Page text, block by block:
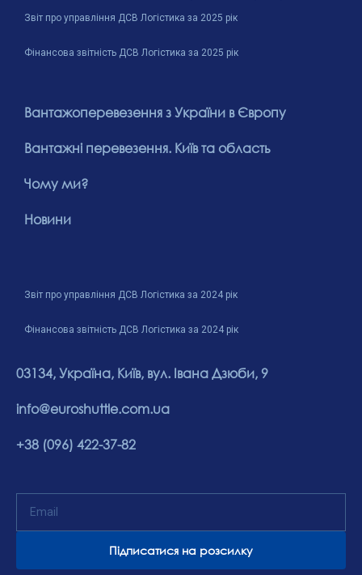
Звіт про управління ДСВ Логістика за 2025 рік
Фінансова звітність ДСВ Логістика за 2025 рік
Вантажоперевезення з України в Європу
Вантажні перевезення. Київ та область
Чому ми?
Новини
Звіт про управління ДСВ Логістика за 2024 рік
Фінансова звітність ДСВ Логістика за 2024 рік
03134, Україна, Київ, вул. Івана Дзюби, 9
info@euroshuttle.com.ua
+38 (096) 422-37-82
Підписатися на розсилку